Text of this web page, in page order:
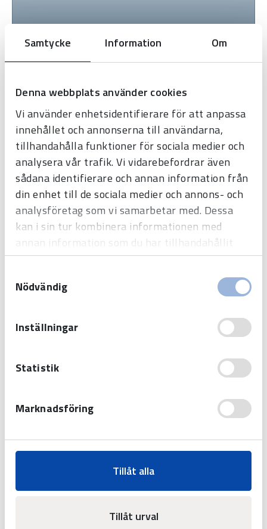
Samtycke Information Om
Denna webbplats använder cookies
Vi använder enhetsidentifierare för att anpassa
innehållet och annonserna till användarna,
tillhandahålla funktioner för sociala medier och
analysera vår trafik. Vi vidarebefordrar även
sådana identifierare och annan information från
din enhet till de sociala medier och annons- och
analysföretag som vi samarbetar med. Dessa
kan i sin tur kombinera informationen med
annan information som du har tillhandahållit
eller som de har samlat in när du har använt
Nödvändig
Inställningar
Statistik
Marknadsföring
Tillåt alla
Tillåt urval
Westerstrand Urfabrik AB
Tid